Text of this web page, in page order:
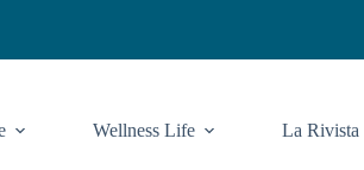
Wellness Life La Rivista